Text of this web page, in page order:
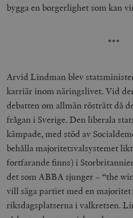
bygga en borgerlighet som kan
***
Arvid Lindman blev
karriär inom näringslivet. Vid
debatten om allmän rösträtt då
frågan i Sverige. Den liberala
kämpade, med stöd av
behålla majoritetsvalsystemet
fortfarande finns) i
det som ABBA sjunger – “the
vill säga partiet med en
riksdagsplatserna i valkretsen.